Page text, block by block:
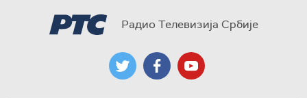
Радио Телевизија Србије